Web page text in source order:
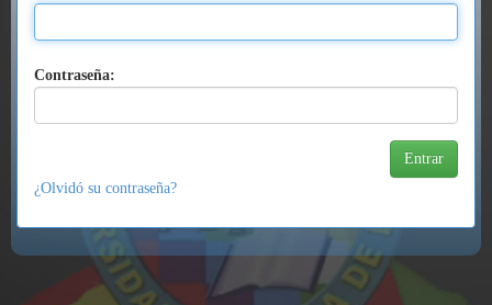
Contraseña:
¿Olvidó su contraseña?